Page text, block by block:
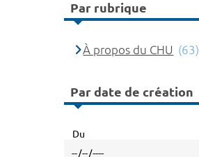
Par rubrique
À propos du CHU (63)
Par date de création
Du